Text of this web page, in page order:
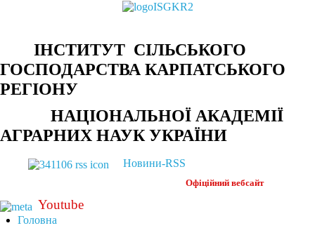
ІНСТИТУТ СІЛЬСЬКОГО
ГОСПОДАРСТВА КАРПАТСЬКОГО
РЕГІОНУ
НАЦІОНАЛЬНОЇ АКАДЕМІЇ
АГРАРНИХ НАУК УКРАЇНИ
Новини-RSS
Офіційний вебсайт
Youtube
Головна